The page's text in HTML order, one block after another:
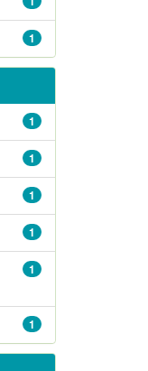
1
1
1
1
1
1
1